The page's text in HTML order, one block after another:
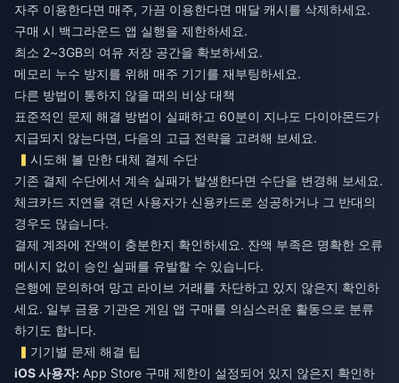
자주 이용한다면 매주, 가끔 이용한다면 매달 캐시를 삭제하세요.
구매 시 백그라운드 앱 실행을 제한하세요.
최소 2~3GB의 여유 저장 공간을 확보하세요.
메모리 누수 방지를 위해 매주 기기를 재부팅하세요.
다른 방법이 통하지 않을 때의 비상 대책
표준적인 문제 해결 방법이 실패하고 60분이 지나도 다이아몬드가
지급되지 않는다면, 다음의 고급 전략을 고려해 보세요.
시도해 볼 만한 대체 결제 수단
기존 결제 수단에서 계속 실패가 발생한다면 수단을 변경해 보세요.
체크카드 지연을 겪던 사용자가 신용카드로 성공하거나 그 반대의
경우도 많습니다.
결제 계좌에 잔액이 충분한지 확인하세요. 잔액 부족은 명확한 오류
메시지 없이 승인 실패를 유발할 수 있습니다.
은행에 문의하여 망고 라이브 거래를 차단하고 있지 않은지 확인하
세요. 일부 금융 기관은 게임 앱 구매를 의심스러운 활동으로 분류
하기도 합니다.
기기별 문제 해결 팁
iOS 사용자: App Store 구매 제한이 설정되어 있지 않은지 확인하